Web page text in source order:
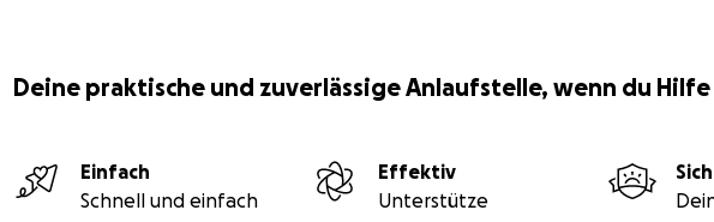
Deine praktische und zuverlässige Anlaufstelle, wenn du
Einfach
Schnell und einfach
Effektiv
Unterstütze